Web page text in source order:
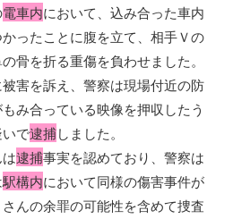
電車内において、込み合った車内
ったことに腹を立て、相手Ｖの
骨を折る重傷を負わせました。
被害を訴え、警察は現場付近の防
み合っている映像を押収したう
で逮捕しました。
逮捕事実を認めており、警察は
駅構内において同様の傷害事件が
んの余罪の可能性を含めて捜査